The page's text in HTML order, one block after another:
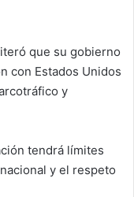
que su gobierno
con Estados Unidos
y
tendrá límites
y el respeto